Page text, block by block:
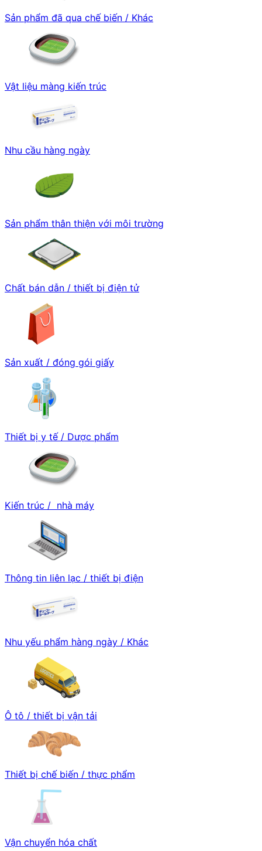
Sản phẩm đã qua chế biến / Khác
Vật liệu màng kiến trúc
Nhu cầu hàng ngày
Sản phẩm thân thiện với môi trường
Chất bán dẫn / thiết bị điện tử
Sản xuất / đóng gói giấy
Thiết bị y tế / Dược phẩm
Kiến trúc / nhà máy
Thông tin liên lạc / thiết bị điện
Nhu yếu phẩm hàng ngày / Khác
Ô tô / thiết bị vận tải
Thiết bị chế biến / thực phẩm
Vận chuyển hóa chất